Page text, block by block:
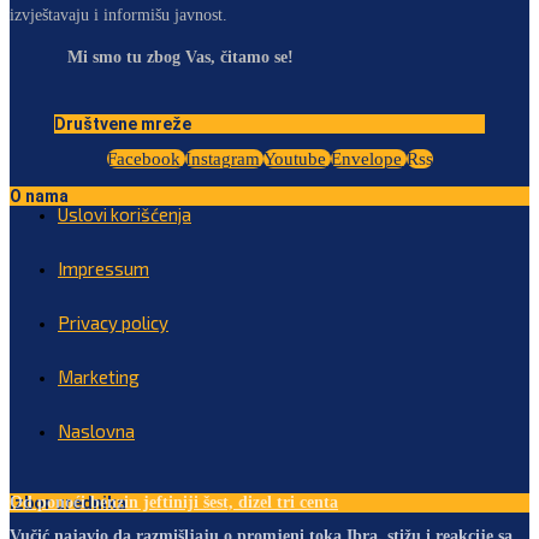
izvještavaju i informišu javnost.
Mi smo tu zbog Vas, čitamo se!
Društvene mreže
Facebook Instagram Youtube Envelope Rss
O nama
Uslovi korišćenja
Impressum
Privacy policy
Marketing
Naslovna
Izbor urednika
Od ponoći benzin jeftiniji šest, dizel tri centa